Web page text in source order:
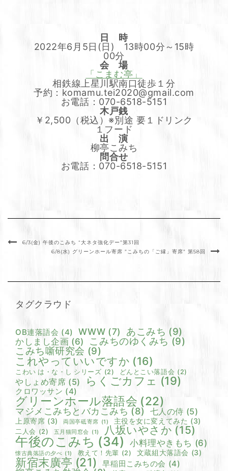
日 時
2022年6月5日(日) 13時00分～15時
00分
会 場
「こまむ亭」
相鉄線上星川駅南口徒歩１分
予約：komamu.tei2020@gmail.com
お電話：070-6518-5151
木戸銭
￥2,500（税込）※別途 要１ドリンク
１フード
出 演
柳亭こみち
問合せ
お電話：070-6518-5151
6/3(金) 午後のこみち “大ネタ強化デー”第31回
6/8(水) グリーンホール寄席 ”こみちの「ご縁」寄席” 第58回
タグクラウド
OB連落語会 (4) WWW (7) あこみち (9)
かしまし企画 (6) こみちのゆくみち (9)
こみち噺研究会 (9)
これやっていいですか (16)
こわい は・な・し シリーズ (2) どんとこい落語会 (2)
やしょめ寄席 (5) らくごカフェ (19)
クロワッサン (4)
グリーンホール落語会 (22)
マジメこみちとバカこみち (8) 七人の侍 (5)
上原寄席 (3) 両国亭砥寄席 (1) 主役を女に変えてみた (3)
二人会 (2) 五月猫同窓会 (1) 八坂いやさか (15)
午後のこみち (34) 小料理やきもち (6)
懐古典落語の夕べ (1) 教えて！先輩 (2) 文蔵組大落語会 (3)
新宿末廣亭 (21) 早稲田こみちの会 (4)